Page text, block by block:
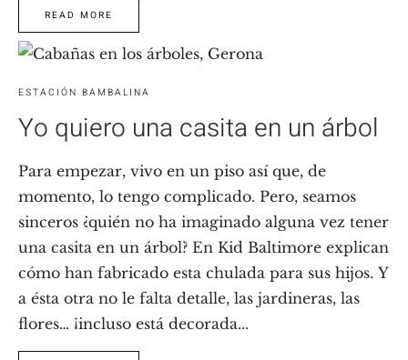
READ MORE
ESTACIÓN BAMBALINA
Yo quiero una casita en un árbol
Para empezar, vivo en un piso así que, de
momento, lo tengo complicado. Pero, seamos
sinceros ¿quién no ha imaginado alguna vez tener
una casita en un árbol? En Kid Baltimore explican
cómo han fabricado esta chulada para sus hijos. Y
a ésta otra no le falta detalle, las jardineras, las
flores… ¡incluso está decorada...